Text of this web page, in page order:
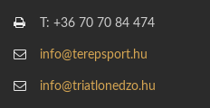
T: +36 70 70 84 474
info@terepsport.hu
info@triatlonedzo.hu